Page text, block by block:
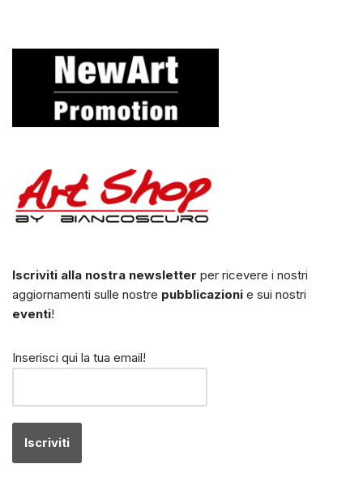
Iscriviti alla nostra newsletter per ricevere i nostri
aggiornamenti sulle nostre pubblicazioni e sui nostri
eventi!
Inserisci qui la tua email!